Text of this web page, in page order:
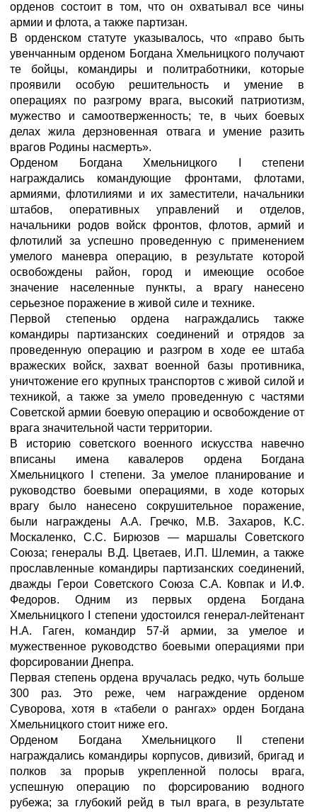
орденов состоит в том, что он охватывал все чины
армии и флота, а также партизан.
В орденском статуте указывалось, что «право быть
увенчанным орденом Богдана Хмельницкого получают
те бойцы, командиры и политработники, которые
проявили особую решительность и умение в
операциях по разгрому врага, высокий патриотизм,
мужество и самоотверженность; те, в чьих боевых
делах жила дерзновенная отвага и умение разить
врагов Родины насмерть».
Орденом Богдана Хмельницкого I степени
награждались командующие фронтами, флотами,
армиями, флотилиями и их заместители, начальники
штабов, оперативных управлений и отделов,
начальники родов войск фронтов, флотов, армий и
флотилий за успешно проведенную с применением
умелого маневра операцию, в результате которой
освобождены район, город и имеющие особое
значение населенные пункты, а врагу нанесено
серьезное поражение в живой силе и технике.
Первой степенью ордена награждались также
командиры партизанских соединений и отрядов за
проведенную операцию и разгром в ходе ее штаба
вражеских войск, захват военной базы противника,
уничтожение его крупных транспортов с живой силой и
техникой, а также за умело проведенную с частями
Советской армии боевую операцию и освобождение от
врага значительной части территории.
В историю советского военного искусства навечно
вписаны имена кавалеров ордена Богдана
Хмельницкого I степени. За умелое планирование и
руководство боевыми операциями, в ходе которых
врагу было нанесено сокрушительное поражение,
были награждены А.А. Гречко, М.В. Захаров, К.С.
Москаленко, С.С. Бирюзов — маршалы Советского
Союза; генералы В.Д. Цветаев, И.П. Шлемин, а также
прославленные командиры партизанских соединений,
дважды Герои Советского Союза С.А. Ковпак и И.Ф.
Федоров. Одним из первых ордена Богдана
Хмельницкого I степени удостоился генерал-лейтенант
Н.А. Гаген, командир 57-й армии, за умелое и
мужественное руководство боевыми операциями при
форсировании Днепра.
Первая степень ордена вручалась редко, чуть больше
300 раз. Это реже, чем награждение орденом
Суворова, хотя в «табели о рангах» орден Богдана
Хмельницкого стоит ниже его.
Орденом Богдана Хмельницкого II степени
награждались командиры корпусов, дивизий, бригад и
полков за прорыв укрепленной полосы врага,
успешную операцию по форсированию водного
рубежа; за глубокий рейд в тыл врага, в результате